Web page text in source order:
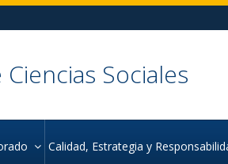
Sociales
Calidad, Estrategia y